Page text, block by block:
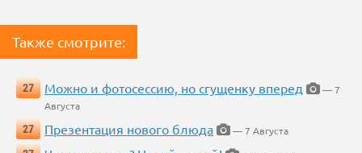
Также смотрите:
27 Можно и фотосессию, но сгущенку вперед
— 7
Августа
27
Презентация нового блюда
— 7 Августа